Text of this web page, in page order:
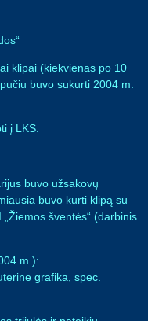
klipai (kiekvienas po 10
buvo sukurti 2004 m.
į LKS.
buvo užsakovų
buvo kurti klipą su
šventės“ (darbinis
m.):
grafika, spec.